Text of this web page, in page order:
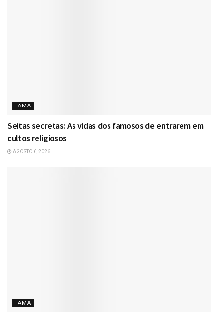
FAMA
Seitas secretas: As vidas dos famosos de entrarem em
cultos religiosos
AGOSTO 6, 2026
FAMA